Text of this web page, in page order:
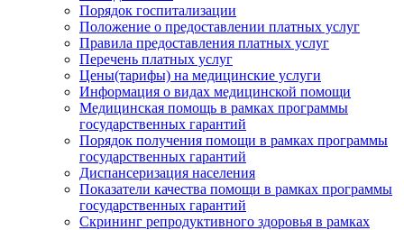
Порядок госпитализации
Положение о предоставлении платных услуг
Правила предоставления платных услуг
Перечень платных услуг
Цены(тарифы) на медицинские услуги
Информация о видах медицинской помощи
Медицинская помощь в рамках программы
государственных гарантий
Порядок получения помощи в рамках программы
государственных гарантий
Диспансеризация населения
Показатели качества помощи в рамках программы
государственных гарантий
Скрининг репродуктивного здоровья в рамках